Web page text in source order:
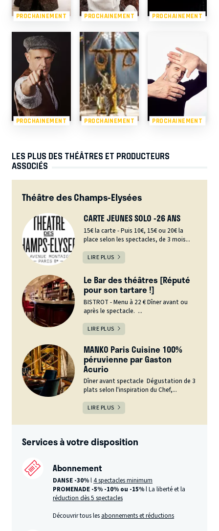
PROCHAINEMENT PROCHAINEMENT PROCHAINEMENT
PROCHAINEMENT PROCHAINEMENT PROCHAINEMENT
LES PLUS DES THÉÂTRES ET PRODUCTEURS
ASSOCIÉS
Théâtre des Champs-Elysées
CARTE JEUNES SOLO -26 ANS
15€ la carte - Puis 10€, 15€ ou 20€ la
place selon les spectacles, de 3 mois...
LIRE PLUS
Le Bar des théâtres [Réputé
pour son tartare !]
BISTROT - Menu à 22 € Dîner avant ou
après le spectacle. ...
LIRE PLUS
MANKO Paris Cuisine 100%
péruvienne par Gaston
Acurio
Dîner avant spectacle Dégustation de 3
plats selon l'inspiration du Chef,...
LIRE PLUS
Services à votre disposition
Abonnement
DANSE -30%l4 spectacles minimum
PROMENADE -5% -10% ou -15%l La liberté et la
réduction dès 5 spectacles
Découvrir tous les abonnements et réductions